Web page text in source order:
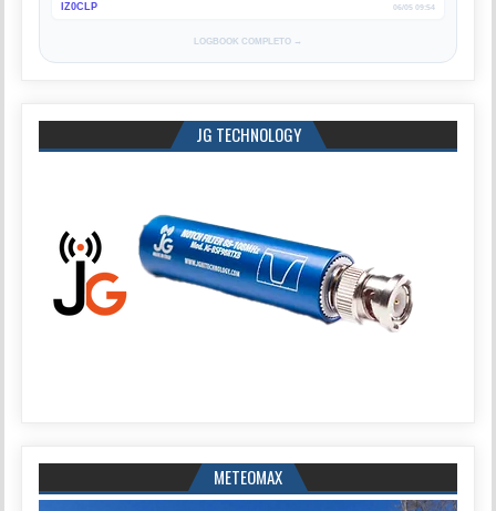
IZ0CLP 06/05 09:54
LOGBOOK COMPLETO →
JG TECHNOLOGY
METEOMAX